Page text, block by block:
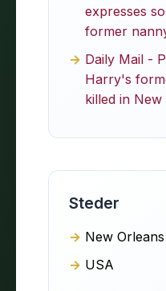
expresses
former
Daily Mail -
Harry's
killed in
Steder
New Orleans
USA